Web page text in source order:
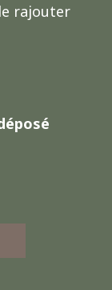
rajouter